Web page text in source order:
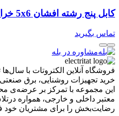
کابل پنج رشته افشان 5x6 خراسان افشار نژاد
تماس بگیرید
مشاوره در بله
فروشگاه آنلاین الکتروتات با
خرید تجهیزات روشنایی، برق
این مجموعه با تمرکز بر عرضه‌ی
معتبر داخلی و خارجی، همواره
رضایت‌بخش را برای مشتریان خود